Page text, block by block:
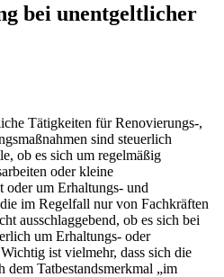
bei unentgeltlicher
Tätigkeiten für Renovierungs-,
sind steuerlich
ob es sich um regelmäßig
oder kleine
oder um Erhaltungs- und
im Regelfall nur von Fachkräften
ausschlaggebend, ob es sich bei
um Erhaltungs- oder
ist vielmehr, dass sich die
dem Tatbestandsmerkmal „im